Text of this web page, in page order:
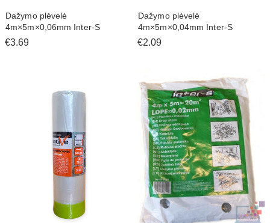
Dažymo plėvelė
4m×5m×0,06mm Inter-S
€3.69
Dažymo plėvelė
4m×5m×0,04mm Inter-S
€2.09